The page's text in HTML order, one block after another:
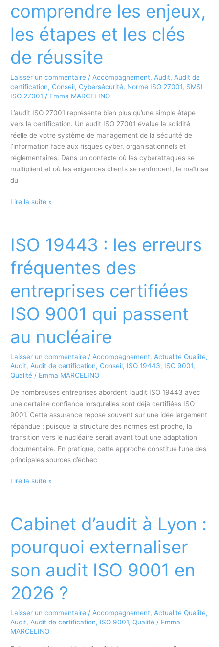
externaliser
audit
9001
2026
?
comprendre les enjeux,
les étapes et les clés
de réussite
Laisser un commentaire / Accompagnement, Audit, Audit de
certification, Conseil, Cybersécurité, Norme ISO 27001, SMSI
ISO 27001 / Emma MARCELINO
L’audit ISO 27001 représente bien plus qu’une simple étape
vers la certification. Un audit ISO 27001 évalue la solidité
réelle de votre système de management de la sécurité de
l’information face aux risques cyber, organisationnels et
réglementaires. Dans un contexte où les cyberattaques se
multiplient et où les exigences clients se renforcent, la maîtrise
du
Audit
27001
comprendre
enjeux,
étapes
les
de
Lire la suite »
ISO 19443 : les erreurs
fréquentes des
entreprises certifiées
ISO 9001 qui passent
au nucléaire
Laisser un commentaire / Accompagnement, Actualité Qualité,
Audit, Audit de certification, Conseil, ISO 19443, ISO 9001,
Qualité / Emma MARCELINO
De nombreuses entreprises abordent l’audit ISO 19443 avec
une certaine confiance lorsqu’elles sont déjà certifiées ISO
9001. Cette assurance repose souvent sur une idée largement
répandue : puisque la structure des normes est proche, la
transition vers le nucléaire serait avant tout une adaptation
documentaire. En pratique, cette approche constitue l’une des
principales sources d’échec
ISO
:
erreurs
des
entreprises
certifiées
9001
passent
au
Lire la suite »
Cabinet d’audit à Lyon :
pourquoi externaliser
son audit ISO 9001 en
2026 ?
Laisser un commentaire /Accompagnement,Actualité Qualité,
Audit,Audit de certification, ISO 9001, Qualité / Emma
MARCELINO